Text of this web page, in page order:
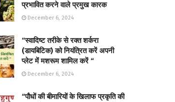
प्रभावित करने वाले प्रमुख कारक
December 6, 2024
“स्वादिष्ट तरीके से रक्त शर्करा
(डायबिटिक) को नियंत्रित करें अपनी
प्लेट में मशरूम शामिल करें “
December 6, 2024
“पौधों की बीमारियों के खिलाफ प्रकृति की